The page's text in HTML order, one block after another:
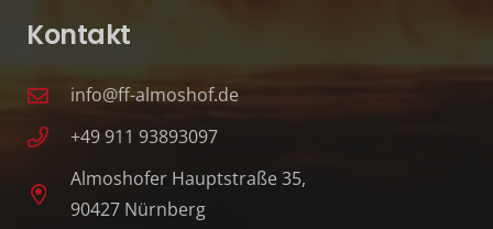
Kontakt
info@ff-almoshof.de
+49 911 93893097
Almoshofer Hauptstraße 35,
90427 Nürnberg